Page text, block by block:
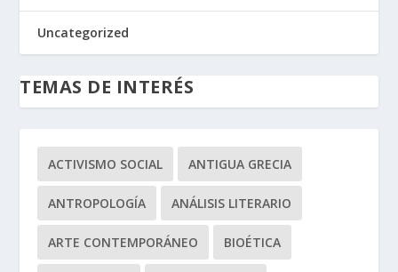
Uncategorized
TEMAS DE INTERÉS
ACTIVISMO SOCIAL ANTIGUA GRECIA
ANTROPOLOGÍA ANÁLISIS LITERARIO
ARTE CONTEMPORÁNEO BIOÉTICA